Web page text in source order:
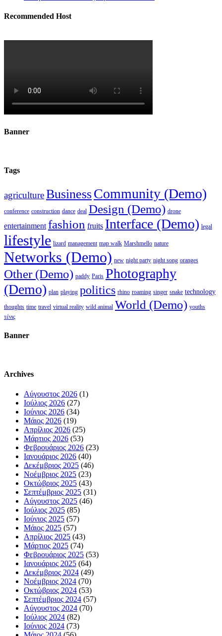
Recommended Host
Banner
Tags
agricultureBusinessCommunity (Demo)
conference construction dance deal Design (Demo) drone
entertainment fashion fruits Interface (Demo) legal
lifestyle lizard management map walk Marshmello nature
Networks (Demo) new night party night song oranges
Other (Demo) paddy Paris Photography
(Demo) plan playing politics rhino roaming singer snake technology
thoughts time travel virtual reality wild animal World (Demo) youths
τένις
Banner
Archives
Αύγουστος 2026 (1)
Ιούλιος 2026 (27)
Ιούνιος 2026 (34)
Μάιος 2026 (19)
Απρίλιος 2026 (25)
Μάρτιος 2026 (53)
Φεβρουάριος 2026 (23)
Ιανουάριος 2026 (40)
Δεκέμβριος 2025 (46)
Νοέμβριος 2025 (23)
Οκτώβριος 2025 (43)
Σεπτέμβριος 2025 (31)
Αύγουστος 2025 (46)
Ιούλιος 2025 (85)
Ιούνιος 2025 (57)
Μάιος 2025 (57)
Απρίλιος 2025 (43)
Μάρτιος 2025 (74)
Φεβρουάριος 2025 (53)
Ιανουάριος 2025 (64)
Δεκέμβριος 2024 (49)
Νοέμβριος 2024 (70)
Οκτώβριος 2024 (53)
Σεπτέμβριος 2024 (57)
Αύγουστος 2024 (70)
Ιούλιος 2024 (82)
Ιούνιος 2024 (73)